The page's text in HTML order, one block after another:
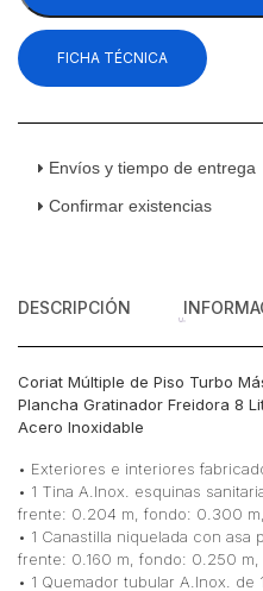
Máster
Premium
Estufa
con
Freidora
Litros
Gas
cantidad
FICHA TÉCNICA
Envíos y tiempo de entrega
Confirmar existencias
DESCRIPCIÓN
Coriat Múltiple de Piso Turbo
Plancha Gratinador Freidora 8
Acero Inoxidable
• Exteriores e interiores
• 1 Tina A.Inox. esquinas
frente: 0.204 m, fondo: 0.300
• 1 Canastilla niquelada con
frente: 0.160 m, fondo: 0.250 m,
• 1 Quemador tubular A.Inox.